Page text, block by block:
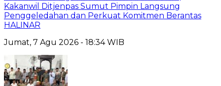
Kakanwil Ditjenpas Sumut Pimpin Langsung
Penggeledahan dan Perkuat Komitmen Berantas
HALINAR
Jumat, 7 Agu 2026 - 18:34 WIB